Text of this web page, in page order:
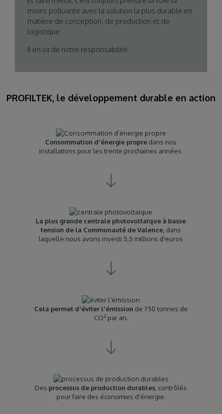
moins polluante avec la solution la plus durable en
matière de conception, de production et de
logistique.
Il en va de notre responsabilité.
PROFILTEK, le développement durable en action
Consommation d'énergie propre dans nos
installations pour les trente prochaines années.
La plus grande centrale photovoltaïque à basse
tension de la Communauté de Valence , dans
laquelle nous avons investi 5,5 millions d'euros
Cela permet d'éviter l'émission de 750 tonnes de
CO2par an.
Des processus de production durables , contrôlés
pour faire des économies d'énergie.